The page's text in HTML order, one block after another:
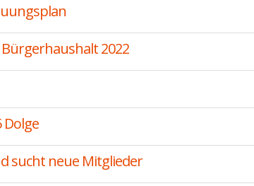
2022
Dolge
sucht neue Mitglieder